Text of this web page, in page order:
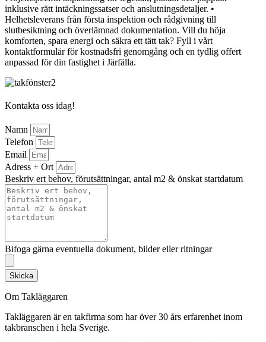
inklusive rätt intäckningssatser och anslutningsdetaljer. •
Helhetsleverans från första inspektion och rådgivning till
slutbesiktning och överlämnad dokumentation. Vill du höja
komforten, spara energi och säkra ett tätt tak? Fyll i vårt
kontaktformulär för kostnadsfri genomgång och en tydlig offert
anpassad för din fastighet i Järfälla.
Kontakta oss idag!
Namn
Telefon
Email
Adress + Ort
Beskriv ert behov, förutsättningar, antal m2 & önskat startdatum
Bifoga gärna eventuella dokument, bilder eller ritningar
Skicka
Om Takläggaren
Takläggaren är en takfirma som har över 30 års erfarenhet inom
takbranschen i hela Sverige.